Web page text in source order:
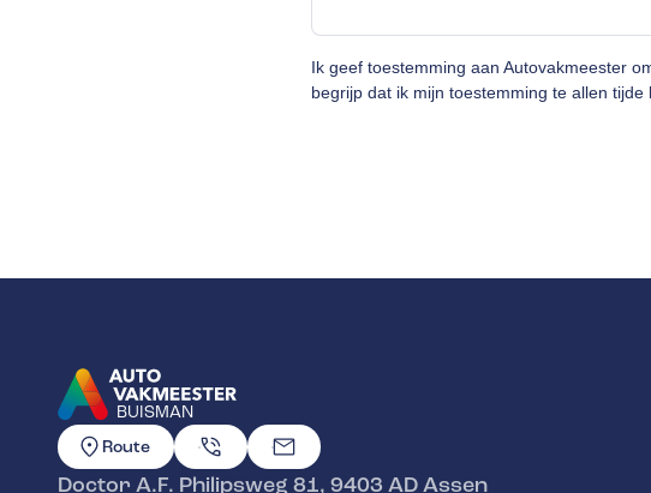
Ik geef toestemming aan Autovakmeester
begrijp dat ik mijn toestemming te allen
BUISMAN
GA NAAR DE HOMEPAGINA
Route
Doctor A.F. Philipsweg 81, 9403 ADAssen